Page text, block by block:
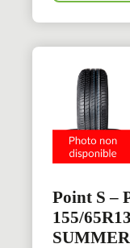
Point S –
155/